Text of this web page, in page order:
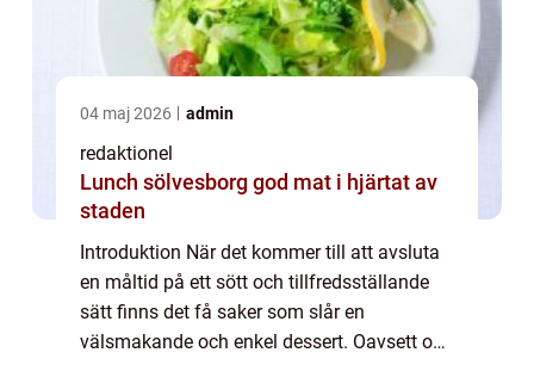
04 maj 2026 admin
redaktionel
Lunch sölvesborg god mat i hjärtat av
staden
Introduktion När det kommer till att avsluta
en måltid på ett sött och tillfredsställande
sätt finns det få saker som slår en
välsmakande och enkel dessert. Oavsett om